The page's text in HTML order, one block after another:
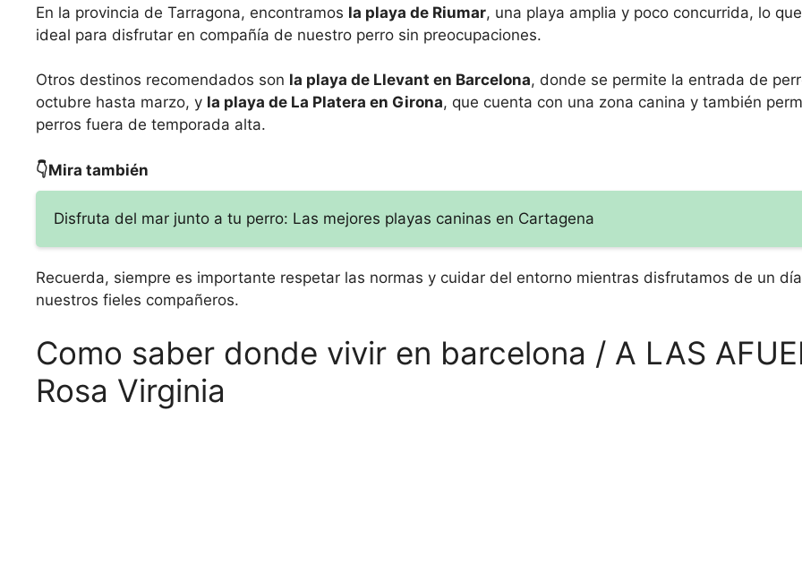
En la provincia de Tarragona, encontramos la playa de Riumar, una playa amplia y poco concurrida, lo
ideal para disfrutar en compañía de nuestro perro sin preocupaciones.
Otros destinos recomendados son la playa de Llevant en Barcelona, donde se permite la entrada de
octubre hasta marzo, y la playa de La Platera en Girona, que cuenta con una zona canina y también
perros fuera de temporada alta.
👇Mira también
Disfruta del mar junto a tu perro: Las mejores playas caninas en Cartagena
Recuerda, siempre es importante respetar las normas y cuidar del entorno mientras disfrutamos de un
nuestros fieles compañeros.
Como saber donde vivir en barcelona / A LAS
Rosa Virginia